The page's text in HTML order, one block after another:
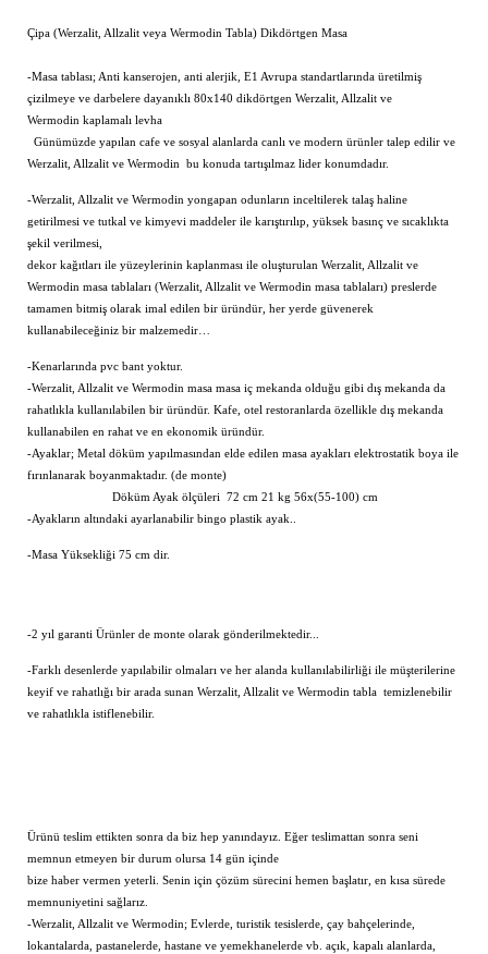
Çipa (Werzalit, Allzalit veya Wermodin Tabla) Dikdörtgen Masa
-Masa tablası; Anti kanserojen, anti alerjik, E1 Avrupa standartlarında üretilmiş
çizilmeye ve darbelere dayanıklı 80x140 dikdörtgen Werzalit, Allzalit ve
Wermodin kaplamalı levha
Günümüzde yapılan cafe ve sosyal alanlarda canlı ve modern ürünler talep edilir ve
Werzalit, Allzalit ve Wermodin bu konuda tartışılmaz lider konumdadır.
-Werzalit, Allzalit ve Wermodin yongapan odunların inceltilerek talaş haline
getirilmesi ve tutkal ve kimyevi maddeler ile karıştırılıp, yüksek basınç ve sıcaklıkta
şekil verilmesi,
dekor kağıtları ile yüzeylerinin kaplanması ile oluşturulan Werzalit, Allzalit ve
Wermodin masa tablaları (Werzalit, Allzalit ve Wermodin masa tablaları) preslerde
tamamen bitmiş olarak imal edilen bir üründür, her yerde güvenerek
kullanabileceğiniz bir malzemedir…
-Kenarlarında pvc bant yoktur.
-Werzalit, Allzalit ve Wermodin masa masa iç mekanda olduğu gibi dış mekanda da
rahatlıkla kullanılabilen bir üründür. Kafe, otel restoranlarda özellikle dış mekanda
kullanabilen en rahat ve en ekonomik üründür.
-Ayaklar; Metal döküm yapılmasından elde edilen masa ayakları elektrostatik boya ile
fırınlanarak boyanmaktadır. (de monte)
Döküm Ayak ölçüleri 72 cm 21 kg 56x(55-100) cm
-Ayakların altındaki ayarlanabilir bingo plastik ayak..
-Masa Yüksekliği 75 cm dir.
-2 yıl garanti Ürünler de monte olarak gönderilmektedir...
-Farklı desenlerde yapılabilir olmaları ve her alanda kullanılabilirliği ile müşterilerine
keyif ve rahatlığı bir arada sunan Werzalit, Allzalit ve Wermodin tabla temizlenebilir
ve rahatlıkla istiflenebilir.
Ürünü teslim ettikten sonra da biz hep yanındayız. Eğer teslimattan sonra seni
memnun etmeyen bir durum olursa 14 gün içinde
bize haber vermen yeterli. Senin için çözüm sürecini hemen başlatır, en kısa sürede
memnuniyetini sağlarız.
-Werzalit, Allzalit ve Wermodin; Evlerde, turistik tesislerde, çay bahçelerinde,
lokantalarda, pastanelerde, hastane ve yemekhanelerde vb. açık, kapalı alanlarda,